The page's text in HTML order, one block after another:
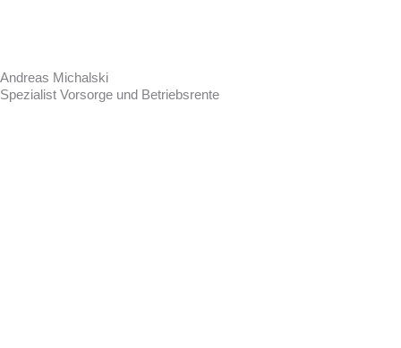
Andreas Michalski
Spezialist Vorsorge und Betriebsrente